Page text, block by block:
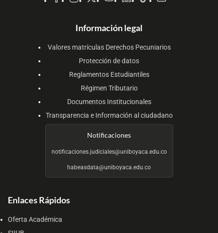
Información legal
Valores matrículas Derechos Pecuniarios
Protección de datos
Reglamentos Estudiantiles
Régimen Tributario
Documentos Institucionales
Transparencia e Información al ciudadano
Notificaciones
notificaciones.judiciales@uniboyaca.edu.co
habeasdata@uniboyaca.edu.co
Enlaces Rápidos
Oferta Académica